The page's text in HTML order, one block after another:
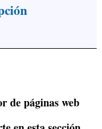
de páginas web